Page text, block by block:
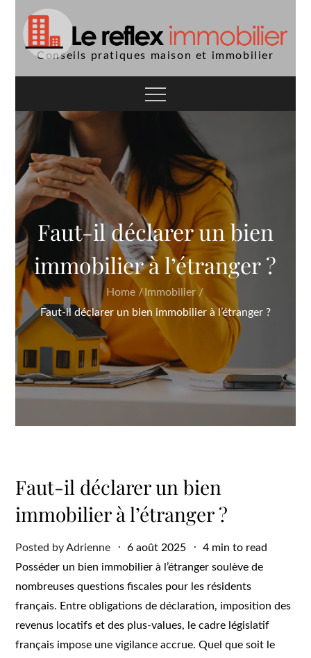
content
Conseils pratiques maison et immobilier
Faut-il déclarer un bien
immobilier à l’étranger ?
Home
Immobilier
Faut-il déclarer un bien immobilier à l’étranger ?
Faut-il déclarer un bien
immobilier à l’étranger ?
Posted byAdrienne
Posted
on
6 août 2025
4 min to read
Posséder un bien immobilier à l’étranger soulève de
nombreuses questions fiscales pour les résidents
français. Entre obligations de déclaration, imposition des
revenus locatifs et des plus-values, le cadre législatif
français impose une vigilance accrue. Quel que soit le